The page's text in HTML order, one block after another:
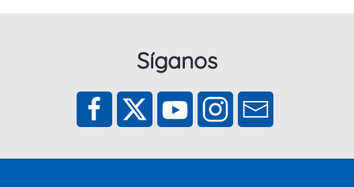
Síganos